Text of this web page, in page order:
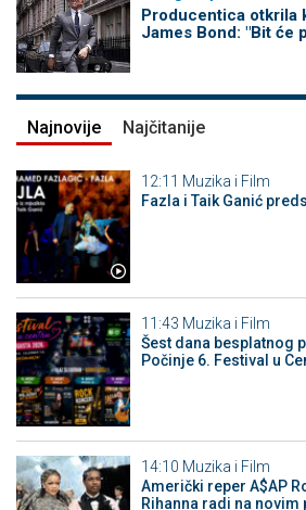
Producentica otkrila
James Bond: "Bit će
Najnovije Najčitanije
12:11 Muzika i Film
Fazla i Taik Ganić
11:43 Muzika i Film
Šest dana besplatnog
Počinje 6. Festival u
14:10 Muzika i Film
Američki reper A$AP
Rihanna radi na novim